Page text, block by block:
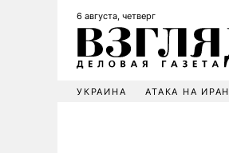
6 августа, четверг
УКРАИНА АТАКА НА ИРАН